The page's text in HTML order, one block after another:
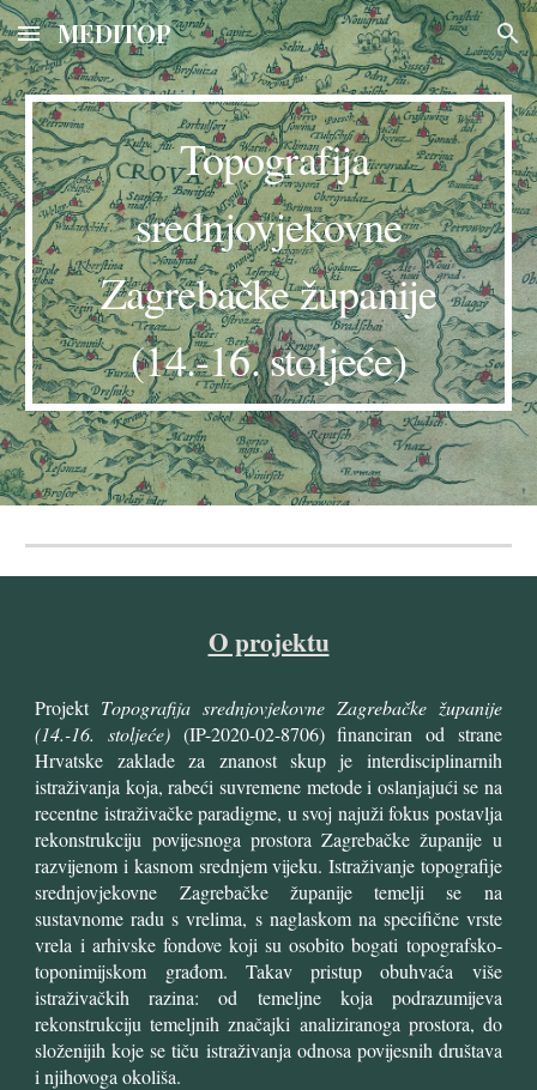
Skip to main content Skip to navigation
MEDITOP
Topografija
srednjovjekovne
Zagrebačke županije
(14.-16. stoljeće)
O projektu
Projekt Topografija srednjovjekovne Zagrebačke županije
(14.-16. stoljeće) (IP-2020-02-8706) financiran od strane
Hrvatske zaklade za znanost skup je interdisciplinarnih
istraživanja koja, rabeći suvremene metode i oslanjajući se na
recentne istraživačke paradigme, u svoj najuži fokus postavlja
rekonstrukciju povijesnoga prostora Zagrebačke županije u
razvijenom i kasnom srednjem vijeku. Istraživanje topografije
srednjovjekovne Zagrebačke županije temelji se na
sustavnome radu s vrelima, s naglaskom na specifične vrste
vrela i arhivske fondove koji su osobito bogati topografsko-
toponimijskom građom. Takav pristup obuhvaća više
istraživačkih razina: od temeljne koja podrazumijeva
rekonstrukciju temeljnih značajki analiziranoga prostora, do
složenijih koje se tiču istraživanja odnosa povijesnih društava
i njihovoga okoliša.